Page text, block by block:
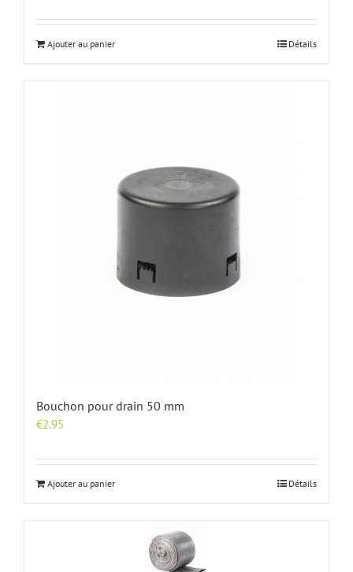
Ajouter au panier Détails
Bouchon pour drain 50 mm
€2.95
Ajouter au panier Détails